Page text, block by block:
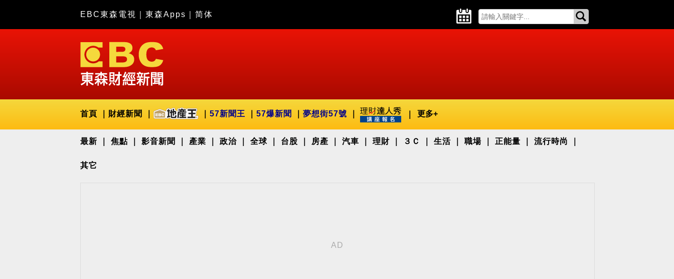
EBC東森電視 東森Apps 简体
首頁 財經新聞 57新聞王 57爆新聞 夢想街57號 更多+
最新 焦點 影音新聞 產業 政治 全球 台股 房產 汽車 理財 ３Ｃ 生活 職場 正能量 流行時尚
其它